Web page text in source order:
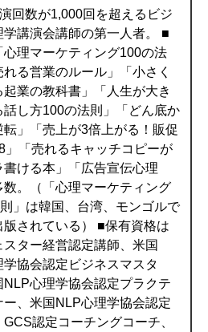
回数が1,000回を超えるビジ
学講演会講師の第一人者。 ■
心理マーケティング100の法
れる営業のルール」「小さく
起業の教科書」「人生が大き
話し方100の法則」「どん底か
転」「売上が3倍上がる！販促
」「売れるキャッチコピーが
書ける本」「広告宣伝心理
数。（「心理マーケティング
」は韓国、台湾、モンゴルで
版されている） ■保有資格は
スター経営認定講師、米国
学協会認定ビジネスマスタ
NLP心理学協会認定プラクテ
ー、米国NLP心理学協会認定
GCS認定コーチングコーチ、